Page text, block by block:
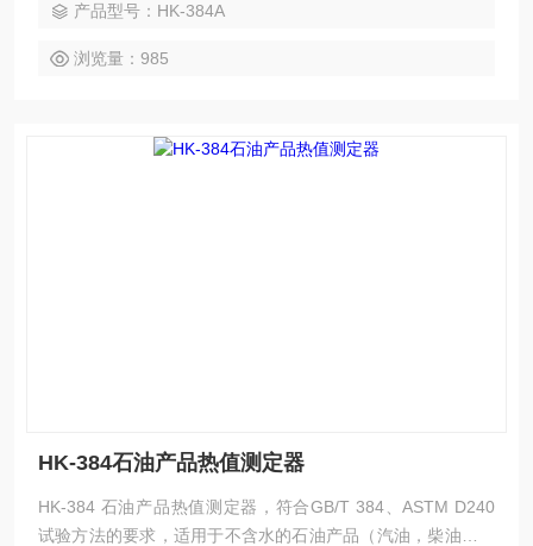
产品型号：HK-384A
浏览量：985
HK-384石油产品热值测定器
HK-384 石油产品热值测定器，符合GB/T 384、ASTM D240
试验方法的要求，适用于不含水的石油产品（汽油，柴油和重